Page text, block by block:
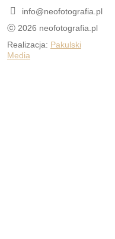
info@neofotografia.pl
ⓒ 2026 neofotografia.pl
Realizacja: Pakulski
Media